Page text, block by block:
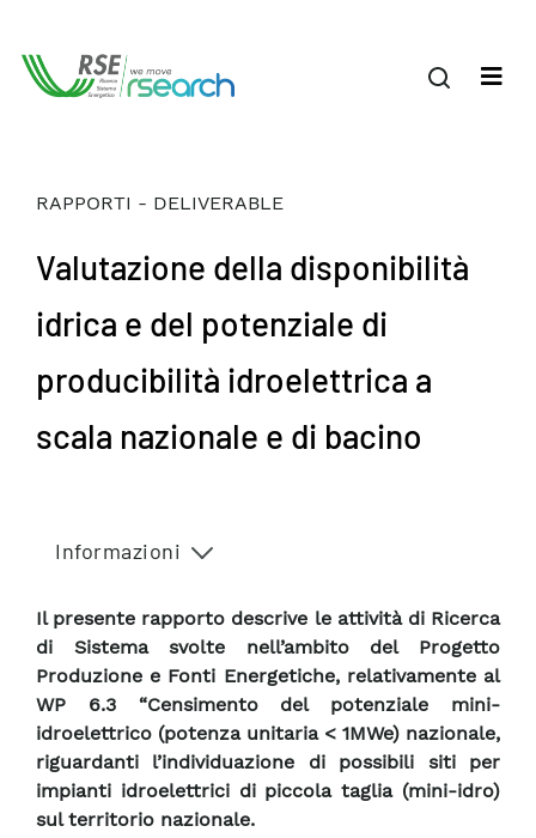
RAPPORTI - DELIVERABLE
Valutazione della disponibilità
idrica e del potenziale di
producibilità idroelettrica a
scala nazionale e di bacino
Informazioni
Il presente rapporto descrive le attività di Ricerca
di Sistema svolte nell’ambito del Progetto
Produzione e Fonti Energetiche, relativamente al
WP 6.3 “Censimento del potenziale mini-
idroelettrico (potenza unitaria < 1MWe) nazionale,
riguardanti l’individuazione di possibili siti per
impianti idroelettrici di piccola taglia (mini-idro)
sul territorio nazionale.